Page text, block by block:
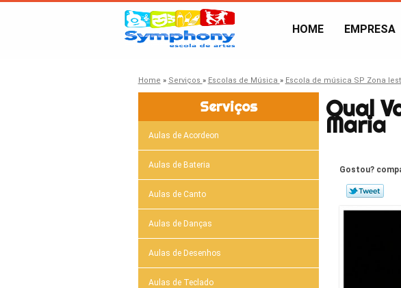
HOME EMPRESA
Home » Serviços » Escolas de Música » Escola de música SP Zona
Serviços
Aulas de Acordeon
Aulas de Bateria
Aulas de Canto
Aulas de Danças
Aulas de Desenhos
Aulas de Teclado
Qual
Maria
Gostou?